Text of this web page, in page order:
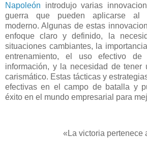
Napoleón introdujo varias
guerra que pueden aplicarse al
moderno. Algunas de estas
enfoque claro y definido, la
situaciones cambiantes, la
entrenamiento, el uso efectivo
información, y la necesidad de tener
carismático. Estas tácticas y
efectivas en el campo de batalla y
éxito en el mundo empresarial para
«La victoria pertenece